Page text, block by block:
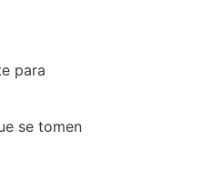
para
se tomen